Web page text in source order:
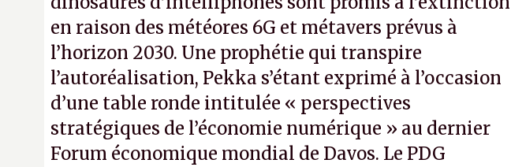
en raison des météores 6G et métavers prévus à
l’horizon 2030. Une prophétie qui transpire
l’autoréalisation, Pekka s’étant exprimé à l’occasion
d’une table ronde intitulée « perspectives
stratégiques de l’économie numérique » au dernier
Forum économique mondial de Davos. Le PDG